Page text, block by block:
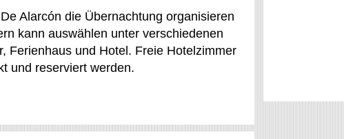
Alarcón die Übernachtung organisieren
kann auswählen unter verschiedenen
Ferienhaus und Hotel. Freie Hotelzimmer
und reserviert werden.